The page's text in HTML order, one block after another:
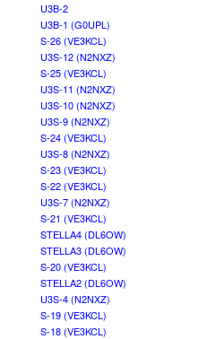
U3B-2
U3B-1 (G0UPL)
S-26 (VE3KCL)
U3S-12 (N2NXZ)
S-25 (VE3KCL)
U3S-11 (N2NXZ)
U3S-10 (N2NXZ)
U3S-9 (N2NXZ)
S-24 (VE3KCL)
U3S-8 (N2NXZ)
S-23 (VE3KCL)
S-22 (VE3KCL)
U3S-7 (N2NXZ)
S-21 (VE3KCL)
STELLA4 (DL6OW)
STELLA3 (DL6OW)
S-20 (VE3KCL)
STELLA2 (DL6OW)
U3S-4 (N2NXZ)
S-19 (VE3KCL)
S-18 (VE3KCL)